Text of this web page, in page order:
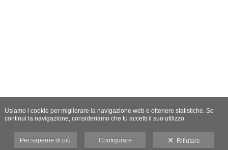
Usiamo i cookie per migliorare la navigazione web e ottenere statistiche. Se
continui la navigazione, consideriamo che tu accetti il suo utilizzo.
Per saperne di più Configurare Rifiutare